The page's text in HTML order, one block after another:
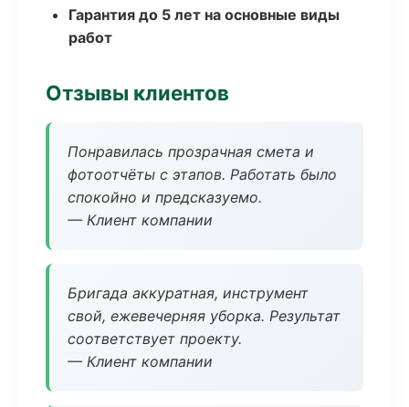
Гарантия до 5 лет на основные виды
работ
Отзывы клиентов
Понравилась прозрачная смета и
фотоотчёты с этапов. Работать было
спокойно и предсказуемо.
— Клиент компании
Бригада аккуратная, инструмент
свой, ежевечерняя уборка. Результат
соответствует проекту.
— Клиент компании